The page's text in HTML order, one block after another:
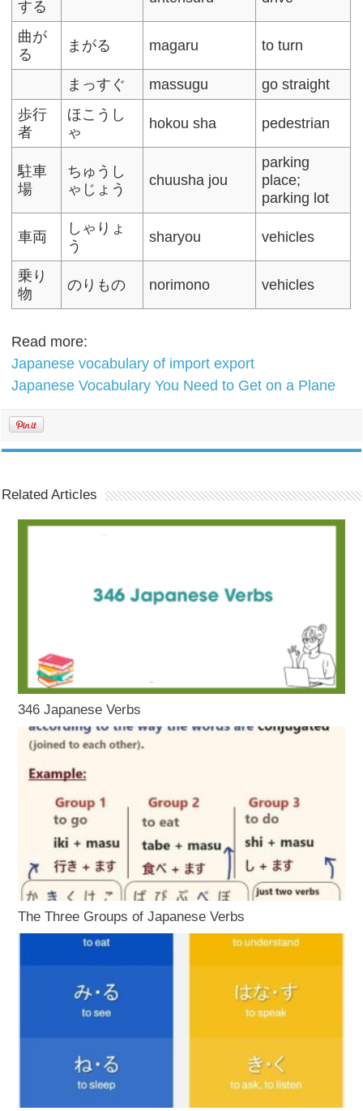
する
曲が
る
まがる magaru to turn
まっすぐ massugu
go straight
歩行
者
ほこうし
ゃ
hokou sha pedestrian
駐車
場
ちゅうし
ゃじょう
chuusha jou
parking
place;
parking lot
車両
しゃりょ
う
sharyou vehicles
乗り
物
のりもの norimono vehicles
Read more:
Japanese vocabulary of import export
Japanese Vocabulary You Need to Get on a Plane
Related Articles
346 Japanese Verbs
The Three Groups of Japanese Verbs